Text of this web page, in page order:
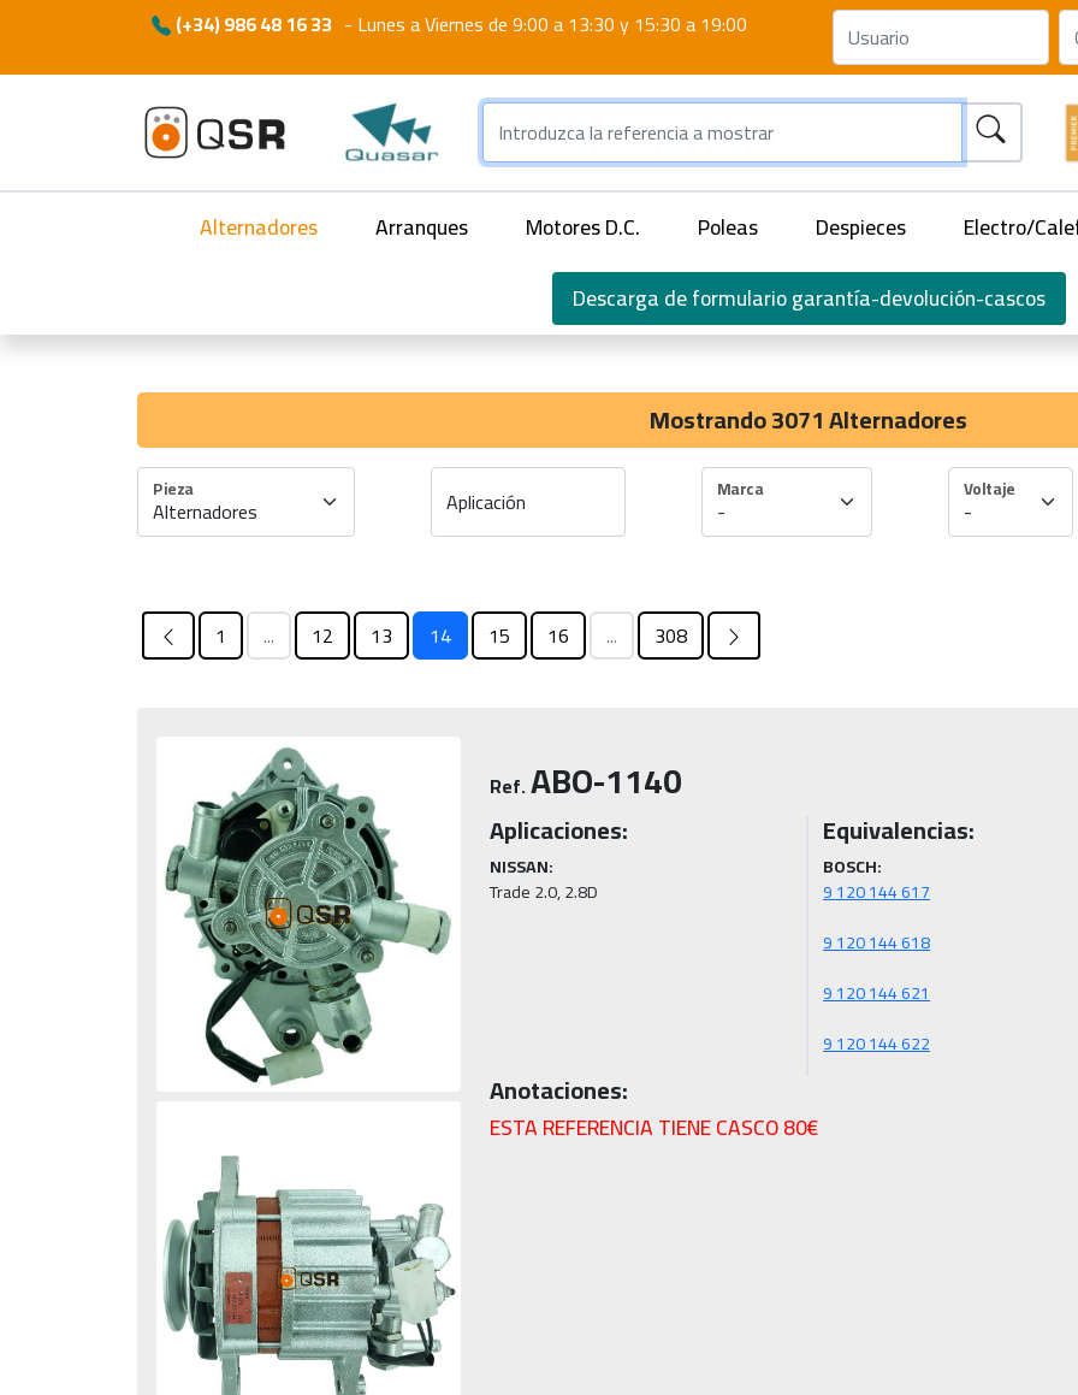
(+34) 986 48 16 33 - Lunes a Viernes de 9:00 a 13:30 y 15:30 a 19:00
Alternadores Arranques Motores D.C. Poleas Despieces Electro/
Descarga de formulario garantía-devolución-cascos
Mostrando 3071 Alternadores
Pieza Aplicación Marca Voltaje
1
... 12 13 14 15 16 ... 308
Ref.ABO-1140
Aplicaciones:
NISSAN:
Trade 2.0, 2.8D
Equivalencias:
BOSCH:
9 120 144 617
9 120 144 618
9 120 144 621
9 120 144 622
Anotaciones:
ESTA REFERENCIA TIENE CASCO 80€